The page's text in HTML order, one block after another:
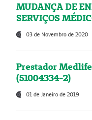
MUDANÇA DE
SERVIÇOS
03 de Novembro de 2020
Prestador
(51004334-2)
01 de Janeiro de 2019